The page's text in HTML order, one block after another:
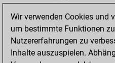
positions
You
tactics
Wir verwenden Cookies und
um bestimmte Funktionen
Nutzererfahrungen zu
Inhalte auszuspielen.